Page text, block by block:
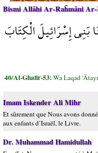
Bismi Allāhi Ar-Raĥmāni
بَنِي إِسْرَائِيلَ الْكِتَابَ
40/Al-Ghafir-53:Wa Laqad
Imam Iskender Ali Mihr
Et sûrement que Nous avons
aux enfants d’Israël, le Livre.
Dr. Muhammad Hamidullah